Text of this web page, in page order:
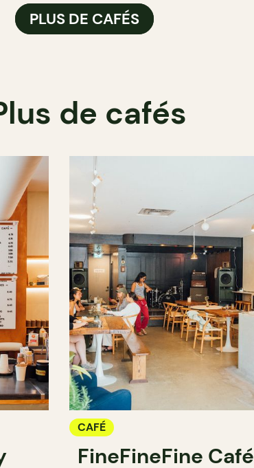
PLUS DE CAFÉS
de cafés
CAFÉ
FineFineFine Café